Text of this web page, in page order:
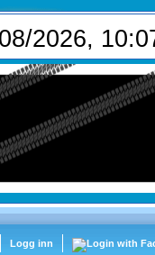
2026,
Logg inn